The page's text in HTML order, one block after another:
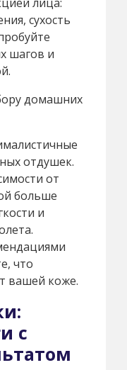
сухость
шагов и
домашних
отдушек.
от
больше
и
что
вашей коже.
с